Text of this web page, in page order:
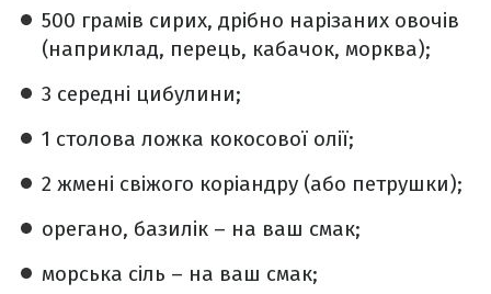
500 грамів сирих, дрібно нарізаних овочів
(наприклад, перець, кабачок, морква);
3 середні цибулини;
1 столова ложка кокосової олії;
2 жмені свіжого коріандру (або петрушки);
орегано, базилік – на ваш смак;
морська сіль – на ваш смак;